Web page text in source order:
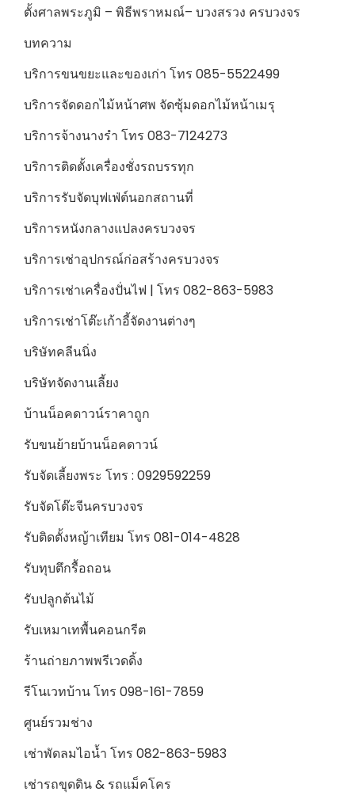
ตั้งศาลพระภูมิ – พิธีพราหมณ์– บวงสรวง ครบวงจร
บทความ
บริการขนขยะและของเก่า โทร 085-5522499
บริการจัดดอกไม้หน้าศพ จัดซุ้มดอกไม้หน้าเมรุ
บริการจ้างนางรำ โทร 083-7124273
บริการติดตั้งเครื่องชั่งรถบรรทุก
บริการรับจัดบุฟเฟ่ต์นอกสถานที่
บริการหนังกลางแปลงครบวงจร
บริการเช่าอุปกรณ์ก่อสร้างครบวงจร
บริการเช่าเครื่องปั่นไฟ | โทร 082-863-5983
บริการเช่าโต๊ะเก้าอี้จัดงานต่างๆ
บริษัทคลีนนิ่ง
บริษัทจัดงานเลี้ยง
บ้านน็อคดาวน์ราคาถูก
รับขนย้ายบ้านน็อคดาวน์
รับจัดเลี้ยงพระ โทร : 0929592259
รับจัดโต๊ะจีนครบวงจร
รับติดตั้งหญ้าเทียม โทร 081-014-4828
รับทุบตึกรื้อถอน
รับปลูกต้นไม้
รับเหมาเทพื้นคอนกรีต
ร้านถ่ายภาพพรีเวดดิ้ง
รีโนเวทบ้าน โทร 098-161-7859
ศูนย์รวมช่าง
เช่าพัดลมไอน้ำ โทร 082-863-5983
เช่ารถขุดดิน & รถแม็คโคร